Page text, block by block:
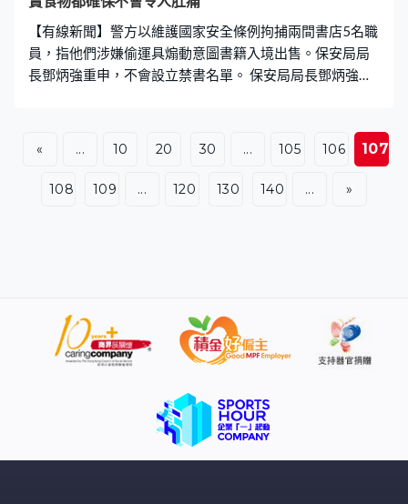
【有線新聞】警方以維護國家安全條例拘捕兩間書店5名職
員，指他們涉嫌偷運具煽動意圖書籍入境出售。保安局局
長鄧炳強重申，不會設立禁書名單。 保安局局長鄧炳強：
本犯法的書，將書名改一個字就變成合法，不會的。你犯
法我便找證據拘捕你，沒有人可以用任何藉口做違法的行
為。我想說你如果作為賣書商，你有責任確保你售賣的書
« ... 10 20 30 ... 105 106 107
108 109 ... 120 130 140 ... »